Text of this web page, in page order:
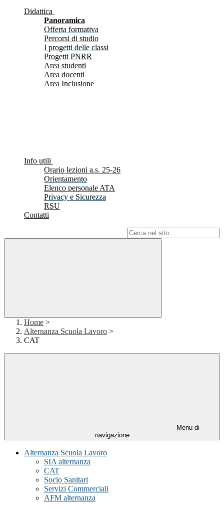
Didattica
Panoramica
Offerta formativa
Percorsi di studio
I progetti delle classi
Progetti PNRR
Area studenti
Area docenti
Area Inclusione
Info utili
Orario lezioni a.s. 25-26
Orientamento
Elenco personale ATA
Privacy e Sicurezza
RSU
Contatti
Home >
Alternanza Scuola Lavoro >
CAT
Menu di
navigazione
Alternanza Scuola Lavoro
SIA alternanza
CAT
Socio Sanitari
Servizi Commerciali
AFM alternanza